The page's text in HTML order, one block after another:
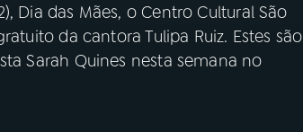
Dia das Mães, o Centro Cultural São
da cantora Tulipa Ruiz. Estes são
Sarah Quines nesta semana no